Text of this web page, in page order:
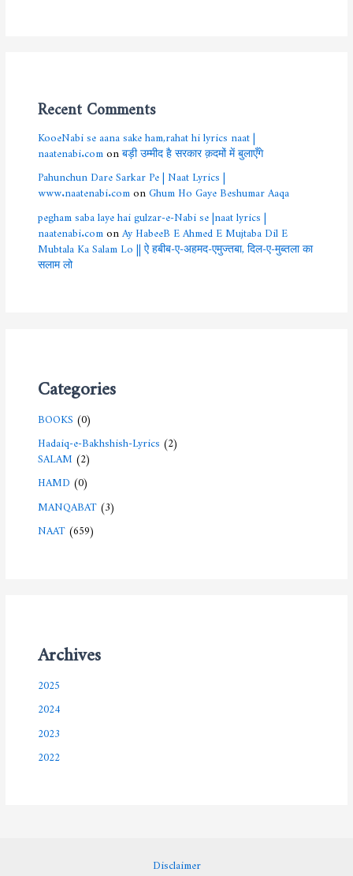
Recent Comments
KooeNabi se aana sake ham,rahat hi lyrics naat |
naatenabi.comonबड़ी उम्मीद है सरकार क़दमों में बुलाएँगे
Pahunchun Dare Sarkar Pe | Naat Lyrics |
www.naatenabi.comonGhum Ho Gaye Beshumar Aaqa
pegham saba laye hai gulzar-e-Nabi se |naat lyrics |
naatenabi.comonAy HabeeB E Ahmed E Mujtaba Dil E
Mubtala Ka Salam Lo || ऐ हबीब-ए-अहमद-एमुज्तबा, दिल-ए-मुब्तला का
सलाम लो
Categories
BOOKS(0)
Hadaiq-e-Bakhshish-Lyrics(2)
SALAM(2)
HAMD(0)
MANQABAT(3)
NAAT(659)
Archives
2025
2024
2023
2022
Disclaimer